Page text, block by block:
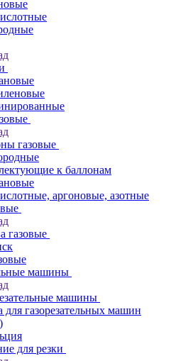
газовые
к баллонам
аргоновые, азотные
газовые
машины
машины
для газорезательных машин
для резки